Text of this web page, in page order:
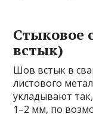
Стыковое
встык)
Шов встык в
листового
укладывают
1–2 мм, по